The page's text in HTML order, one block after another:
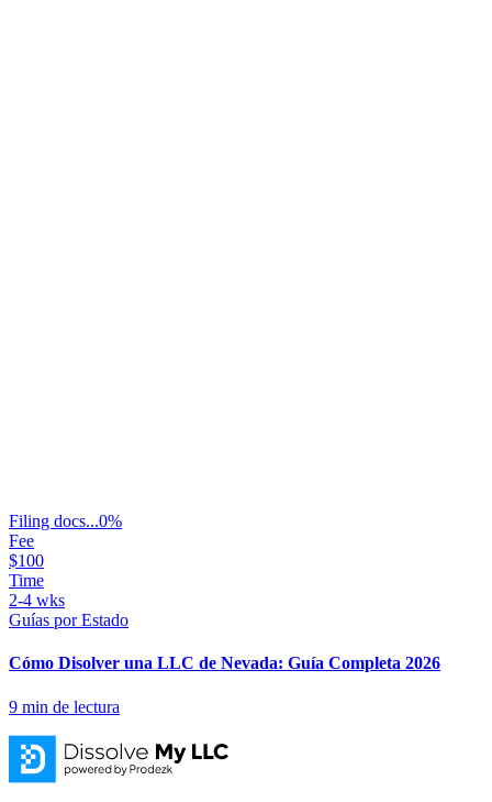
Filing docs...0%
Fee
$100
Time
2-4 wks
Guías por Estado
Cómo Disolver una LLC de Nevada: Guía Completa 2026
9 min de lectura